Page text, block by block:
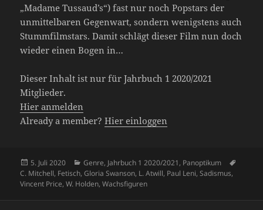
„Madame Tussaud’s“) fast nur noch Popstars der
unmittelbaren Gegenwart, sondern wenigstens auch
Stummfilmstars. Damit schlägt dieser Film nun doch
wieder einen Bogen in…
Dieser Inhalt ist nur für Jahrbuch 1 2020/2021
Mitglieder.
Hier anmelden
Already a member?Hier einloggen
Veröffentlicht
am
5. Juli 2020 Kategorien
Genre, Jahrbuch 1 2020/2021, Panoptikum
C. Mitchell, Fetisch,Gloria Swanson, L. Atwill, Paul Leni,Sadismus,
Vincent Price,W. Holden,Wachsfiguren